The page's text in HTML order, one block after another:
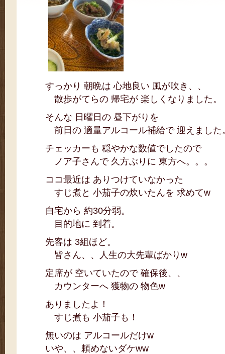
すっかり 朝晩は 心地良い 風が吹き、、
散歩がてらの 帰宅が 楽しくなりました。
そんな 日曜日の 昼下がりを
前日の 適量アルコール補給で 迎えました
チェッカーも 穏やかな数値でしたので
ノア子さんで 久方ぶりに 東方へ。。。
ココ最近は ありつけていなかった
すじ煮と 小茄子の炊いたんを 求めてw
自宅から 約30分弱。
目的地に 到着。
先客は 3組ほど。
皆さん、、人生の大先輩ばかりw
定席が 空いていたので 確保後、、
カウンターへ 獲物の 物色w
ありましたよ！
すじ煮も 小茄子も！
無いのは アルコールだけw
いや、、頼めないダケww